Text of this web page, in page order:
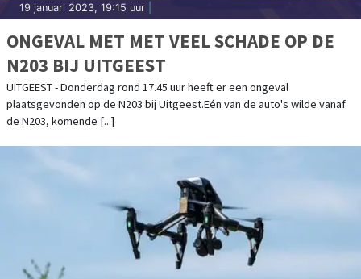
19 januari 2023, 19:15 uur
ONGEVAL MET MET VEEL SCHADE OP DE
N203 BIJ UITGEEST
UITGEEST - Donderdag rond 17.45 uur heeft er een ongeval
plaatsgevonden op de N203 bij Uitgeest.Eén van de auto's wilde vanaf
de N203, komende [...]